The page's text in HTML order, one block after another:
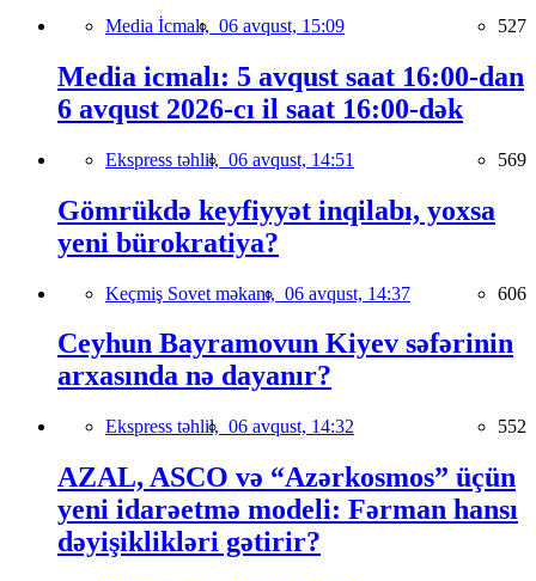
Media İcmalı, 06 avqust, 15:09 527
Media icmalı: 5 avqust saat 16:00-dan
6 avqust 2026-cı il saat 16:00-dək
Ekspress təhlil, 06 avqust, 14:51 569
Gömrükdə keyfiyyət inqilabı, yoxsa
yeni bürokratiya?
Keçmiş Sovet məkanı, 06 avqust, 14:37 606
Ceyhun Bayramovun Kiyev səfərinin
arxasında nə dayanır?
Ekspress təhlil, 06 avqust, 14:32 552
AZAL, ASCO və “Azərkosmos” üçün
yeni idarəetmə modeli: Fərman hansı
dəyişiklikləri gətirir?